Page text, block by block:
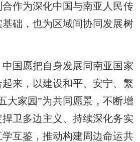
作为深化中国与南亚人民传
础，也为区域间协同发展树
愿把自身发展同南亚国家
来，以建设和平、安宁、繁
大家园”为共同愿景，不断增
卫多边主义、持续深化务实
互鉴，推动构建周边命运共